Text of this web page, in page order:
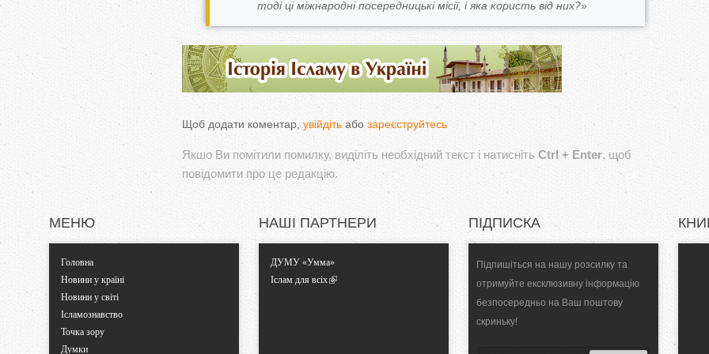
тоді ці міжнародні посередницькі місії, і яка користь від них?»
Щоб додати коментар,увійдіть або зареєструйтесь
Якшо Ви помітили помилку, виділіть необхідний текст і натисніть Ctrl + Enter, щоб
повідомити про це редакцію.
МЕНЮ
Головна
Новини у країні
Новини у світі
Ісламознавство
Точка зору
Думки
НАШІ ПАРТНЕРИ
ДУМУ «Умма»
Іслам для всіх
ПІДПИСКА
Підпишіться на нашу розсилку та
отримуйте ексклюзивну інформацію
безпосередньо на Ваш поштову
скриньку!